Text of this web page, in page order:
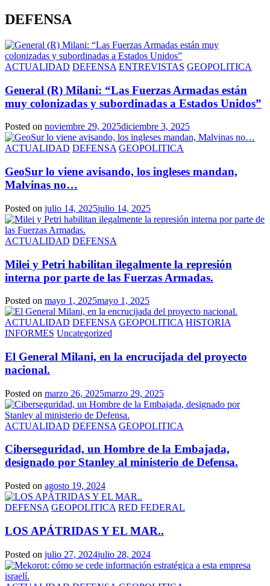
DEFENSA
ACTUALIDAD DEFENSA ENTREVISTAS GEOPOLITICA
General (R) Milani: “Las Fuerzas Armadas están
muy colonizadas y subordinadas a Estados Unidos”
Posted on noviembre 29, 2025diciembre 3, 2025
ACTUALIDAD DEFENSA GEOPOLITICA
GeoSur lo viene avisando, los ingleses mandan,
Malvinas no…
Posted on julio 14, 2025julio 14, 2025
ACTUALIDAD DEFENSA
Milei y Petri habilitan ilegalmente la represión
interna por parte de las Fuerzas Armadas.
Posted on mayo 1, 2025mayo 1, 2025
ACTUALIDAD DEFENSA GEOPOLITICA HISTORIA
INFORMES Uncategorized
El General Milani, en la encrucijada del proyecto
nacional.
Posted on marzo 26, 2025marzo 29, 2025
ACTUALIDAD DEFENSA GEOPOLITICA
Ciberseguridad, un Hombre de la Embajada,
designado por Stanley al ministerio de Defensa.
Posted on agosto 19, 2024
DEFENSA GEOPOLITICA RED FEDERAL
LOS APÁTRIDAS Y EL MAR..
Posted on julio 27, 2024julio 28, 2024